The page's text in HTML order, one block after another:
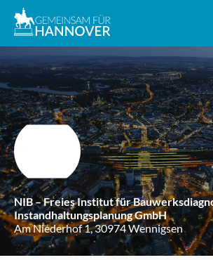
NIB – Freies Institut für
Instandhaltungsplanung GmbH
Am Niederhof 1, 30974 Wennigsen